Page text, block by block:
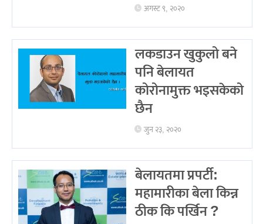
अगस्ट ९, २०२०
लकडाउन खुकुलो बने
पनि बेलायत
कोरोनामुक्त भइसकेको
छैन
जुन २३, २०२०
बेलायतमा प्रपर्टी:
महामारीका बेला किन्न
ठीक कि पर्खिन ?